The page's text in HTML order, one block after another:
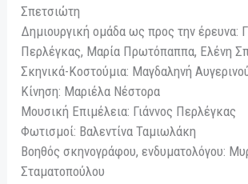
Σπετσιώτη
Δημιουργική ομάδα ως προς την έρευνα:
Περλέγκας, Μαρία Πρωτόπαππα, Ελένη
Σκηνικά-Κοστούμια: Μαγδαληνή
Κίνηση: Μαριέλα Νέστορα
Μουσική Επιμέλεια: Γιάννος Περλέγκας
Φωτισμοί: Βαλεντίνα Ταμιωλάκη
Βοηθός σκηνογράφου, ενδυματολόγου:
Σταματοπούλου